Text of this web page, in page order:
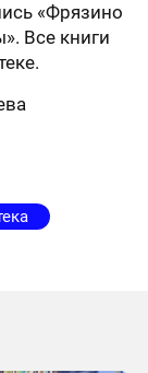
«Фрязино
Все книги